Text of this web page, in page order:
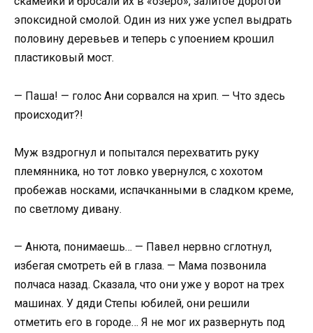
эпоксидной смолой. Один из них уже успел выдрать
половину деревьев и теперь с упоением крошил
пластиковый мост.
— Паша! — голос Ани сорвался на хрип. — Что здесь
происходит?!
Муж вздрогнул и попытался перехватить руку
племянника, но тот ловко увернулся, с хохотом
пробежав носками, испачканными в сладком креме,
по светлому дивану.
— Анюта, понимаешь… — Павел нервно сглотнул,
избегая смотреть ей в глаза. — Мама позвонила
полчаса назад. Сказала, что они уже у ворот на трех
машинах. У дяди Степы юбилей, они решили
отметить его в городе… Я не мог их развернуть под